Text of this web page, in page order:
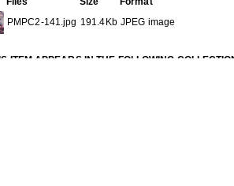
PMPC2-141.jpg 191.4Kb JPEG image
ITEM APPEARS IN THE FOLLOWING